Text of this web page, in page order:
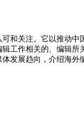
和关注。它以推动中
工作相关的、编辑所
发展趋向，介绍海外